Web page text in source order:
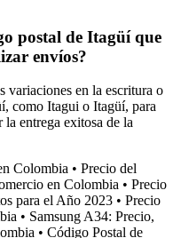
postal de Itagüí que
envíos?
variaciones en la escritura o
como Itagui o Itagüí, para
entrega exitosa de la
Colombia • Precio del
en Colombia • Precio
para el Año 2023 • Precio
• Samsung A34: Precio,
• Código Postal de